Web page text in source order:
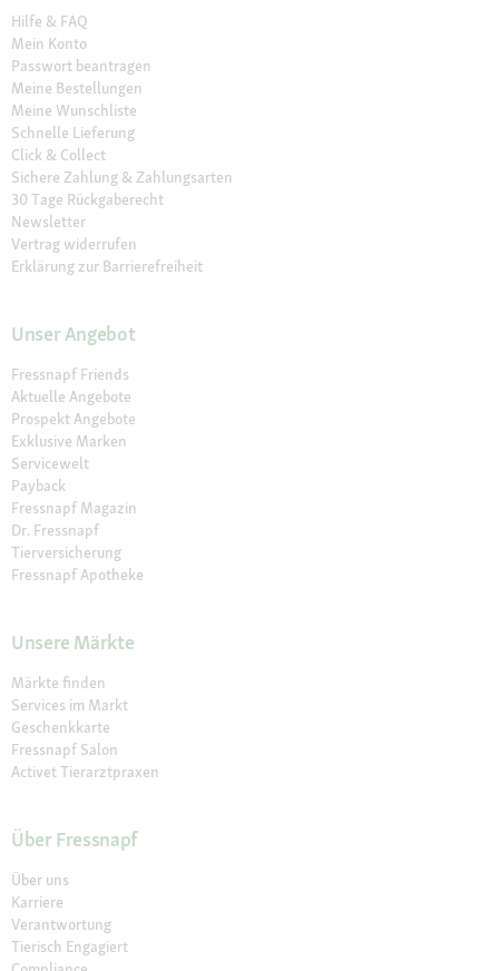
Hilfe & FAQ
Mein Konto
Passwort beantragen
Meine Bestellungen
Meine Wunschliste
Schnelle Lieferung
Click & Collect
Sichere Zahlung & Zahlungsarten
30 Tage Rückgaberecht
Newsletter
Vertrag widerrufen
Erklärung zur Barrierefreiheit
Unser Angebot
Fressnapf Friends
Aktuelle Angebote
Prospekt Angebote
Exklusive Marken
Servicewelt
Payback
Fressnapf Magazin
Dr. Fressnapf
Tierversicherung
Fressnapf Apotheke
Unsere Märkte
Märkte finden
Services im Markt
Geschenkkarte
Fressnapf Salon
Activet Tierarztpraxen
Über Fressnapf
Über uns
Karriere
Verantwortung
Tierisch Engagiert